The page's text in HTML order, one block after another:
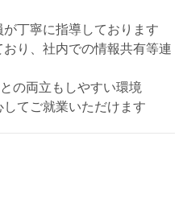
丁寧に指導しております
り、社内での情報共有等連
の両立もしやすい環境
てご就業いただけます